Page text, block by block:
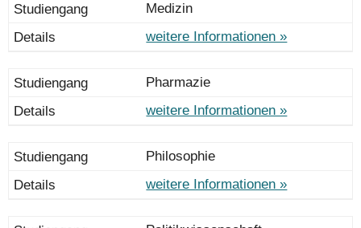
Medizin
weitere Informationen »
Pharmazie
weitere Informationen »
Philosophie
weitere Informationen »